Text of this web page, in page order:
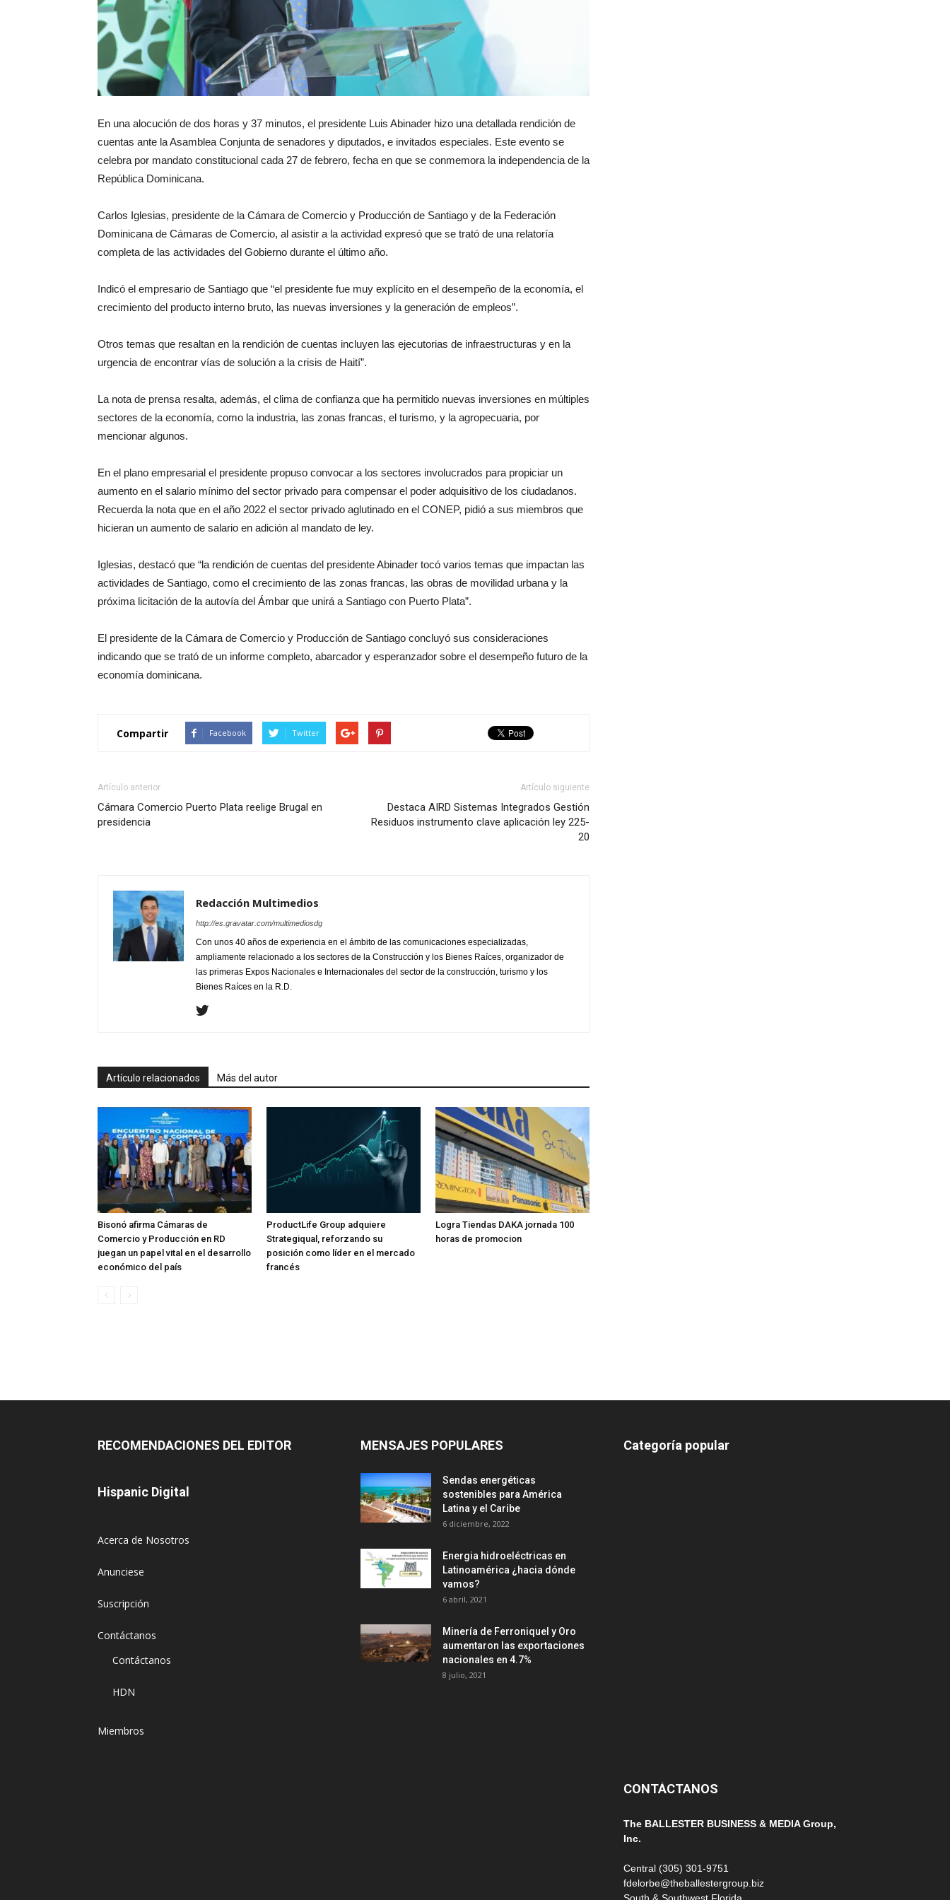
En una alocución de dos horas y 37 minutos, el presidente Luis Abinader hizo una detallada rendición de
cuentas ante la Asamblea Conjunta de senadores y diputados, e invitados especiales. Este evento se
celebra por mandato constitucional cada 27 de febrero, fecha en que se conmemora la independencia de la
República Dominicana.
Carlos Iglesias, presidente de la Cámara de Comercio y Producción de Santiago y de la Federación
Dominicana de Cámaras de Comercio, al asistir a la actividad expresó que se trató de una relatoría
completa de las actividades del Gobierno durante el último año.
Indicó el empresario de Santiago que “el presidente fue muy explícito en el desempeño de la economía, el
crecimiento del producto interno bruto, las nuevas inversiones y la generación de empleos”.
Otros temas que resaltan en la rendición de cuentas incluyen las ejecutorias de infraestructuras y en la
urgencia de encontrar vías de solución a la crisis de Haití”.
La nota de prensa resalta, además, el clima de confianza que ha permitido nuevas inversiones en múltiples
sectores de la economía, como la industria, las zonas francas, el turismo, y la agropecuaria, por
mencionar algunos.
En el plano empresarial el presidente propuso convocar a los sectores involucrados para propiciar un
aumento en el salario mínimo del sector privado para compensar el poder adquisitivo de los ciudadanos.
Recuerda la nota que en el año 2022 el sector privado aglutinado en el CONEP, pidió a sus miembros que
hicieran un aumento de salario en adición al mandato de ley.
Iglesias, destacó que “la rendición de cuentas del presidente Abinader tocó varios temas que impactan las
actividades de Santiago, como el crecimiento de las zonas francas, las obras de movilidad urbana y la
próxima licitación de la autovía del Ámbar que unirá a Santiago con Puerto Plata”.
El presidente de la Cámara de Comercio y Producción de Santiago concluyó sus consideraciones
indicando que se trató de un informe completo, abarcador y esperanzador sobre el desempeño futuro de la
economía dominicana.
Compartir Facebook Twitter
Artículo anterior
Cámara Comercio Puerto Plata reelige Brugal en
presidencia
Artículo siguiente
Destaca AIRD Sistemas Integrados Gestión
Residuos instrumento clave aplicación ley 225-
20
Redacción Multimedios
http://es.gravatar.com/multimediosdg
Con unos 40 años de experiencia en el ámbito de las comunicaciones especializadas,
ampliamente relacionado a los sectores de la Construcción y los Bienes Raíces, organizador de
las primeras Expos Nacionales e Internacionales del sector de la construcción, turismo y los
Bienes Raíces en la R.D.
Artículo relacionados Más del autor
Bisonó afirma Cámaras de
Comercio y Producción en RD
juegan un papel vital en el desarrollo
económico del país
ProductLife Group adquiere
Strategiqual, reforzando su
posición como líder en el mercado
francés
Logra Tiendas DAKA jornada 100
horas de promocion
RECOMENDACIONES DEL EDITOR
Hispanic Digital
Acerca de Nosotros
Anunciese
Suscripción
Contáctanos
Contáctanos
HDN
Miembros
MENSAJES POPULARES
Sendas energéticas
sostenibles para América
Latina y el Caribe
6 diciembre, 2022
Energia hidroeléctricas en
Latinoamérica ¿hacia dónde
vamos?
6 abril, 2021
Minería de Ferroniquel y Oro
aumentaron las exportaciones
nacionales en 4.7%
8 julio, 2021
Categoría popular
CONTÁCTANOS
The BALLESTER BUSINESS & MEDIA Group,
Inc.
Central (305) 301-9751
fdelorbe@theballestergroup.biz